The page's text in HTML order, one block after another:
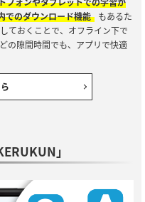
でのダウンロード機能
もあるた
ておくことで、オフライン下で
の隙間時間でも、アプリで快適
」